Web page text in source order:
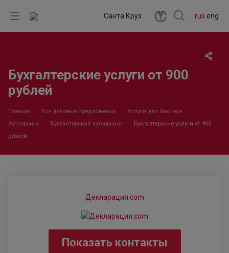
rus eng
Санта Круз
Бухгалтерские услуги от 900
рублей
Главная Все деловые предложения
Услуги для бизнеса
Аутсорсинг
Бухгалтерский аутсорсинг
Бухгалтерские услуги от 900
рублей
Декларация.com
Показать контакты